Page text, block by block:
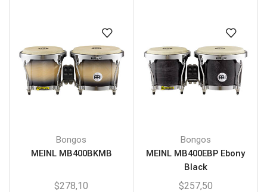
Bongos
MEINL MB400BKMB
$278,10
Bongos
MEINL MB400EBP Ebony
Black
$257,50